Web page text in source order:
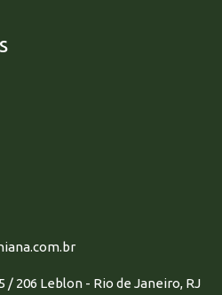
/ 206 Leblon - Rio de Janeiro, RJ